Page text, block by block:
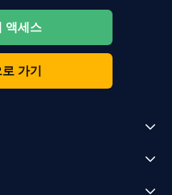
액세스
가기